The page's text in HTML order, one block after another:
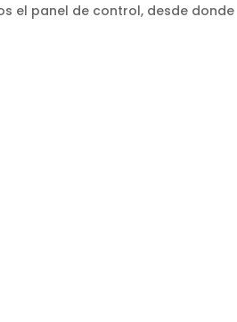
el panel de control, desde donde